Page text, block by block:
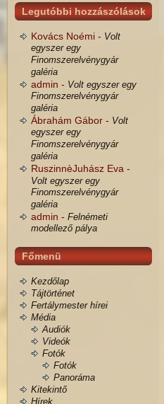
Legutóbbi hozzászólások
Kovács Noémi - Volt
egyszer egy
Finomszerelvénygyár
galéria
admin - Volt egyszer egy
Finomszerelvénygyár
galéria
Ábrahám Gábor - Volt
egyszer egy
Finomszerelvénygyár
galéria
RuszinnèJuhász Eva -
Volt egyszer egy
Finomszerelvénygyár
galéria
admin - Felnémeti
modellező pálya
Főmenü
Kezdőlap
Tájtörténet
Fertálymester hírei
Média
Audiók
Videók
Fotók
Fotók
Panoráma
Kitekintő
Hírek